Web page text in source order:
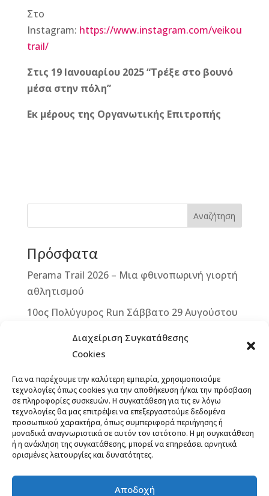
Διαχείριση Συγκατάθεσης
Cookies
Για να παρέχουμε την καλύτερη εμπειρία, χρησιμοποιούμε
τεχνολογίες όπως cookies για την αποθήκευση ή/και την πρόσβαση
σε πληροφορίες συσκευών. Η συγκατάθεση για τις εν λόγω
τεχνολογίες θα μας επιτρέψει να επεξεργαστούμε δεδομένα
προσωπικού χαρακτήρα, όπως συμπεριφορά περιήγησης ή
μοναδικά αναγνωριστικά σε αυτόν τον ιστότοπο. Η μη συγκατάθεση
ή η ανάκληση της συγκατάθεσης, μπορεί να επηρεάσει αρνητικά
ορισμένες λειτουργίες και δυνατότητες.
Αποδοχή
Στο
Instagram: https://www.instagram.com/veikou
trail/
Στις 19 Ιανουαρίου 2025 “Τρέξε στο βουνό
μέσα στην πόλη”
Εκ μέρους της Οργανωτικής Επιτροπής
e
o
k
e
e
r
r l ter
Αναζήτηση
Πρόσφατα
Perama Trail 2026 – Μια φθινοπωρινή γιορτή
αθλητισμού
10ος Πολύγυρος Run Σάββατο 29 Αυγούστου
2ο ΒΙΚΕ VERTICAL CHALLENGE – Μια
της Δυτικής Μάνης – Κυριακή 13
Σεπτεμβρίου 2026
Άνοιξαν οι εγγραφές για το 12th Lycabettus
Run
13ο ΞεΣκουριάΖω: Ένας Αγώνας για τα Δάση,
το Νερό, τη Ζωή! Έναρξη εγγραφών,